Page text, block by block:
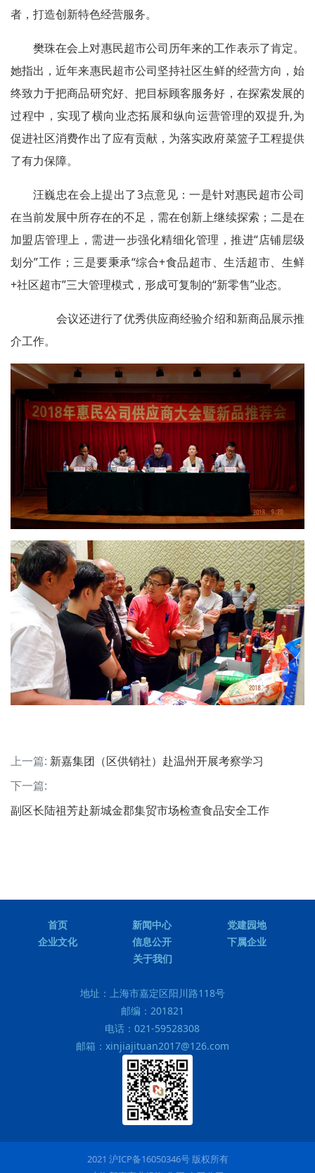
者，打造创新特色经营服务。
樊珠在会上对惠民超市公司历年来的工作表示了肯定。
她指出，近年来惠民超市公司坚持社区生鲜的经营方向，始
终致力于把商品研究好、把目标顾客服务好，在探索发展的
过程中，实现了横向业态拓展和纵向运营管理的双提升,为
促进社区消费作出了应有贡献，为落实政府菜篮子工程提供
了有力保障。
汪巍忠在会上提出了3点意见：一是针对惠民超市公司
在当前发展中所存在的不足，需在创新上继续探索；二是在
加盟店管理上，需进一步强化精细化管理，推进“店铺层级
划分”工作；三是要秉承“综合+食品超市、生活超市、生鲜
+社区超市”三大管理模式，形成可复制的“新零售”业态。
会议还进行了优秀供应商经验介绍和新商品展示推
介工作。
上一篇: 新嘉集团（区供销社）赴温州开展考察学习
下一篇:
副区长陆祖芳赴新城金郡集贸市场检查食品安全工作
首页 新闻中心
党建园地
企业文化
信息公开
下属企业
关于我们
地址： 上海市嘉定区阳川路118号
邮编： 201821
电话： 021-59528308
邮箱： xinjiajituan2017@126.com
2021 沪ICP备16050346号 版权所有